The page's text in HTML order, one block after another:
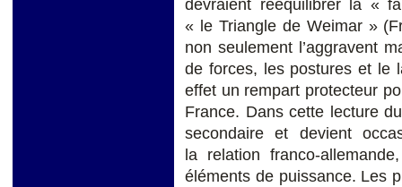
devraient rééquilibrer la «
« le Triangle de Weimar »
non seulement l’aggravent
de forces, les postures et le
effet un rempart protecteur
France. Dans cette lecture
secondaire et devient
la relation franco-
éléments de puissance. Les